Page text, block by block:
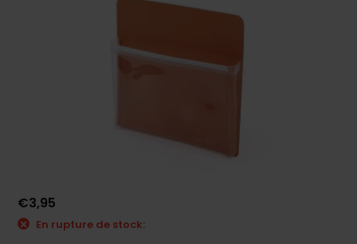
€3,95
En rupture de stock: